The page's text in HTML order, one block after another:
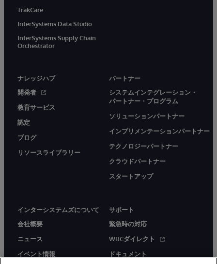
TrakCare
InterSystems Data Studio
InterSystems Supply Chain
Orchestrator
ナレッジハブ
開発者
教育サービス
認定
ブログ
リソースライブラリー
パートナー
システムインテグレーション・
パートナー・プログラム
ソリューションパートナー
インプリメンテーションパートナー
テクノロジーパートナー
クラウドパートナー
スタートアップ
インターシステムズについて
会社概要
ニュース
イベント情報
サポート
緊急時の対応
WRCダイレクト
ドキュメント